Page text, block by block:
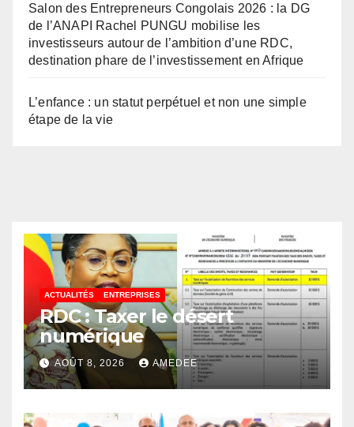
Salon des Entrepreneurs Congolais 2026 : la DG
de l’ANAPI Rachel PUNGU mobilise les
investisseurs autour de l’ambition d’une RDC,
destination phare de l’investissement en Afrique
L’enfance : un statut perpétuel et non une simple
étape de la vie
ACTUALITÉS ENTREPRISES
RDC : Taxer le désert
numérique
AOÛT 8, 2026 AMEDEE